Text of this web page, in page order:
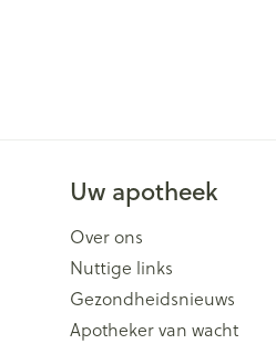
Uw apotheek
Over ons
Nuttige links
Gezondheidsnieuws
Apotheker van wacht